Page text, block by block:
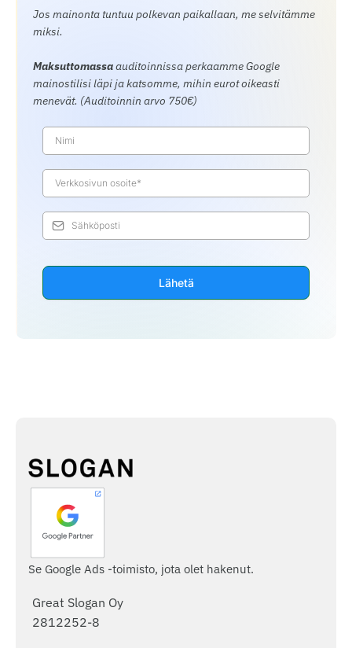
Jos mainonta tuntuu polkevan paikallaan, me selvitämme
miksi.
Maksuttomassaauditoinnissa perkaamme Google
mainostilisi läpi ja katsomme, mihin eurot oikeasti
menevät. (Auditoinnin arvo 750€)
Lähetä
Se Google Ads -toimisto, jota olet hakenut.
Great Slogan Oy
2812252-8